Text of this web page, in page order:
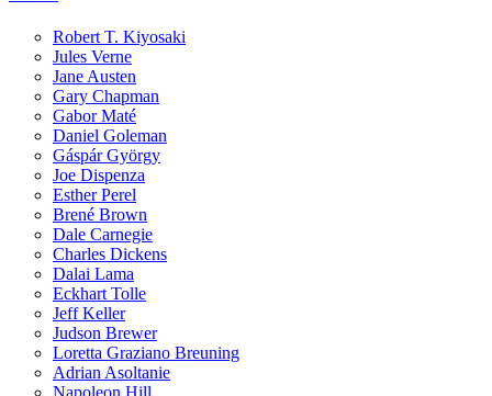
Robert T. Kiyosaki
Jules Verne
Jane Austen
Gary Chapman
Gabor Maté
Daniel Goleman
Gáspár György
Joe Dispenza
Esther Perel
Brené Brown
Dale Carnegie
Charles Dickens
Dalai Lama
Eckhart Tolle
Jeff Keller
Judson Brewer
Loretta Graziano Breuning
Adrian Asoltanie